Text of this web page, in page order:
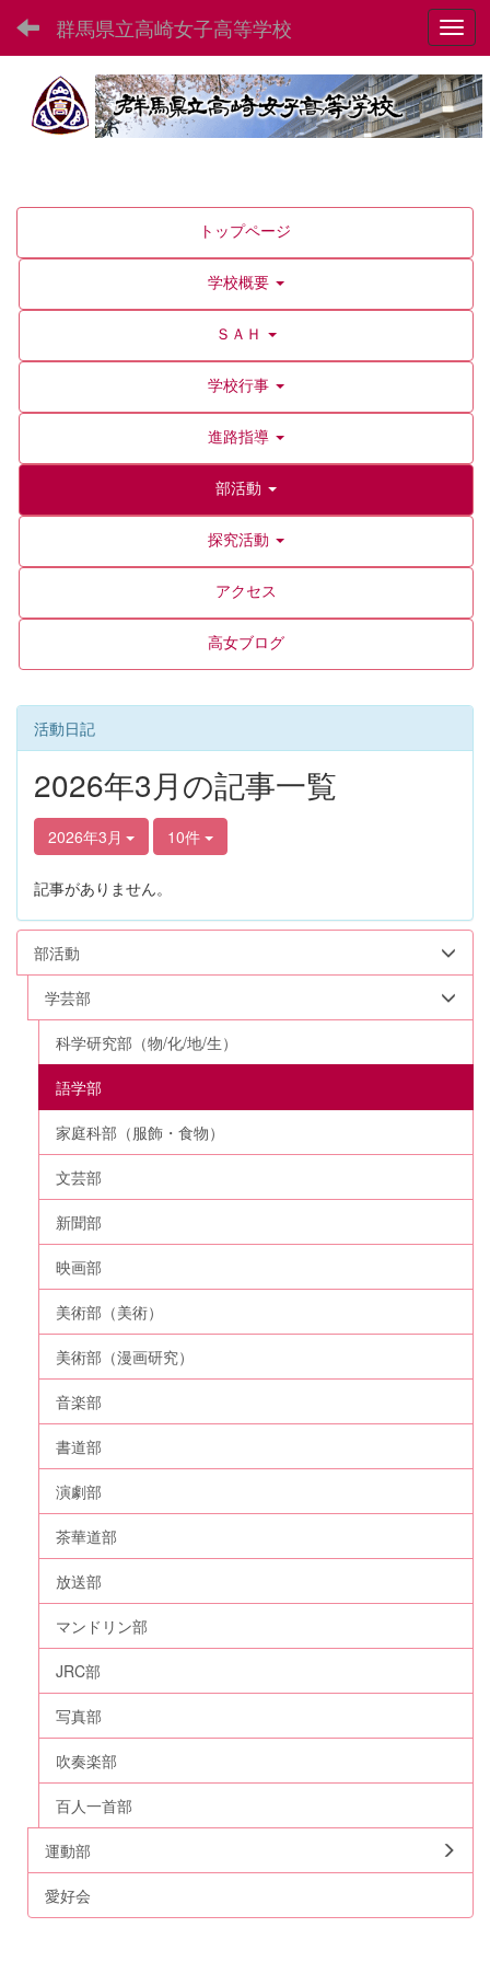
群馬県立高崎女子高等学校
トップページ
学校概要
ＳＡＨ
学校行事
進路指導
部活動
探究活動
アクセス
高女ブログ
活動日記
2026年3月の記事一覧
2026年3月 10件
記事がありません。
部活動
学芸部
科学研究部（物/化/地/生）
語学部
家庭科部（服飾・食物）
文芸部
新聞部
映画部
美術部（美術）
美術部（漫画研究）
音楽部
書道部
演劇部
茶華道部
放送部
マンドリン部
JRC部
写真部
吹奏楽部
百人一首部
運動部
愛好会